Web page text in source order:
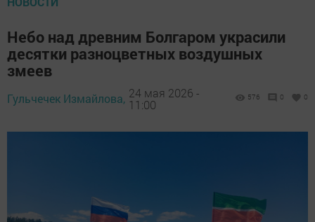
Небо над древним Болгаром украсили
десятки разноцветных воздушных
змеев
Гульчечек Измайлова, 24 мая 2026 -
11:00
576 0 0